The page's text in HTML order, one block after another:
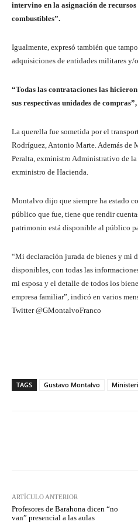
intervino en la asignación de recursos
combustibles”.
Igualmente, expresó también que
adquisiciones de entidades militares y/
“Todas las contrataciones las
sus respectivas unidades de
La querella fue sometida por el
Rodríguez, Antonio Marte. Además de
Peralta, exministro Administrativo de
exministro de Hacienda.
Montalvo dijo que siempre ha estado
público que fue, tiene que rendir
patrimonio está disponible al público
“Mi declaración jurada de bienes y mi
disponibles, con todas las
mi esposa y el detalle de todos los
empresa familiar”, indicó en varios
Twitter @GMontalvoFranco
TAGS Gustavo Montalvo
ARTÍCULO ANTERIOR
Profesores de Barahona dicen “no
van” presencial a las aulas